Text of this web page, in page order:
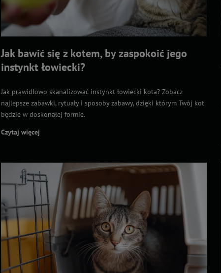
Jak bawić się z kotem, by zaspokoić jego
instynkt łowiecki?
Jak prawidłowo skanalizować instynkt łowiecki kota? Zobacz
najlepsze zabawki, rytuały i sposoby zabawy, dzięki którym Twój kot
będzie w doskonałej formie.
Czytaj więcej